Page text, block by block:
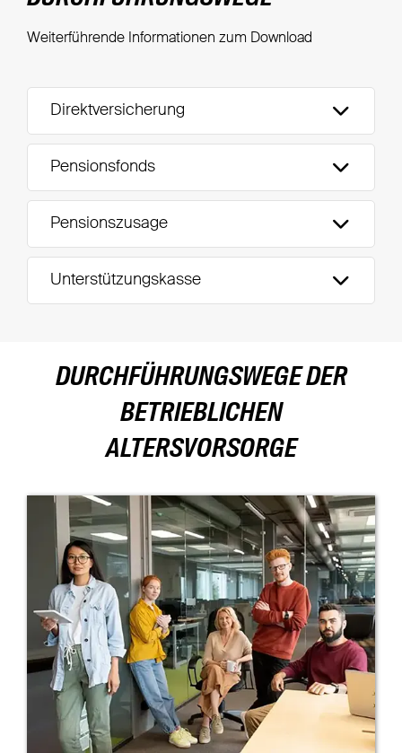
Weiterführende Informationen zum Download
Direktversicherung
Pensionsfonds
Pensionszusage
Unterstützungskasse
DURCHFÜHRUNGSWEGE DER
BETRIEBLICHEN
ALTERSVORSORGE